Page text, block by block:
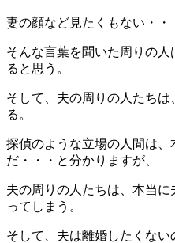
妻の顔など見たくもない・・
そんな言葉を聞いた周りの
ると思う。
そして、夫の周りの人たち
る。
探偵のような立場の人間は
だ・・・と分かりますが、
夫の周りの人たちは、本当
ってしまう。
そして、夫は離婚したくな